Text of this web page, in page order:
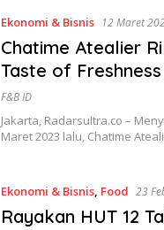
Ekonomi & Bisnis 12 Maret
Chatime Atealier
Taste of
F&B ID
Jakarta, Radarsultra.co –
Maret 2023 lalu, Chatime
Ekonomi & Bisnis, Food 23
Rayakan HUT 12